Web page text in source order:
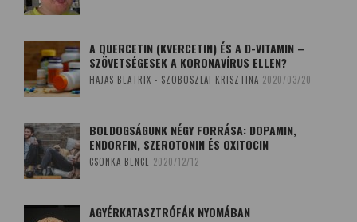
A QUERCETIN (KVERCETIN) ÉS A D-VITAMIN –
SZÖVETSÉGESEK A KORONAVÍRUS ELLEN?
HAJAS BEATRIX - SZOBOSZLAI KRISZTINA 2020/03/20
BOLDOGSÁGUNK NÉGY FORRÁSA: DOPAMIN,
ENDORFIN, SZEROTONIN ÉS OXITOCIN
CSONKA BENCE 2020/12/12
AGYÉRKATASZTRÓFÁK NYOMÁBAN